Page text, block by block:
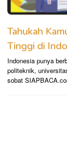
Tahukah
Tinggi di
Indonesia punya
politeknik,
sobat